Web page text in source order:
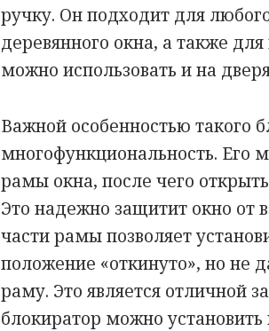
ручку. Он подходит для
деревянного окна, а также
можно использовать и на
Важной особенностью такого
многофункциональность. Его
рамы окна, после чего
Это надежно защитит окно от
части рамы позволяет
положение «откинуто», но не
раму. Это является отличной
блокиратор можно